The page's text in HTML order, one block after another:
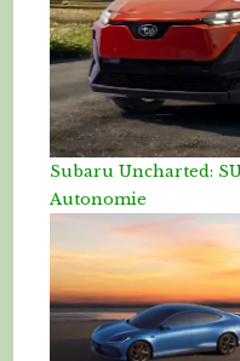
Subaru Uncharted:
Autonomie